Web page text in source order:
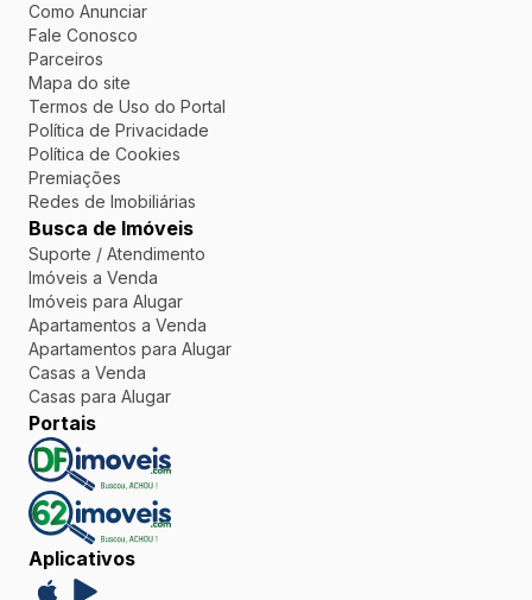
Como Anunciar
Fale Conosco
Parceiros
Mapa do site
Termos de Uso do Portal
Política de Privacidade
Política de Cookies
Premiações
Redes de Imobiliárias
Busca de Imóveis
Suporte / Atendimento
Imóveis a Venda
Imóveis para Alugar
Apartamentos a Venda
Apartamentos para Alugar
Casas a Venda
Casas para Alugar
Portais
Aplicativos